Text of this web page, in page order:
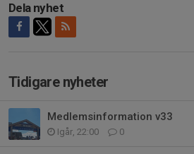
Dela nyhet
Tidigare nyheter
Medlemsinformation v33
Igår, 22:00 0